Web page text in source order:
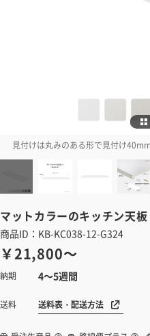
マットカラーのキッチン天板
商品ID：KB-KC038-12-G324
￥21,800～
納期 4～5週間
送料 送料表・配送方法